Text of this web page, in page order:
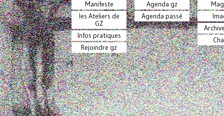
Manifeste
les Ateliers de
GZ
Infos pratiques
Rejoindre gz
Agenda gz
Agenda passé